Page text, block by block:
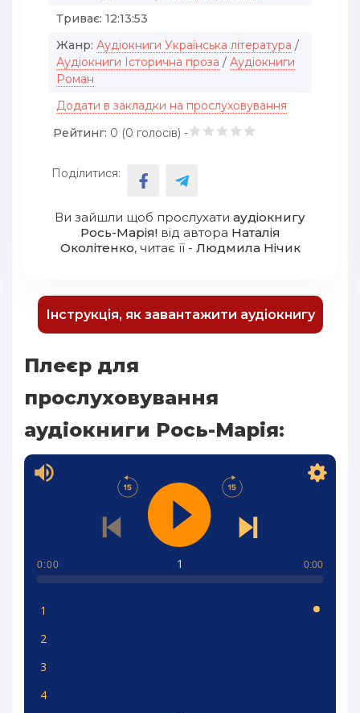
Триває: 12:13:53
Жанр: Аудіокниги Українська література /
Аудіокниги Історична проза / Аудіокниги
Роман
Додати в закладки на прослуховування
Рейтинг: 0 (0 голосів) -
Поділитися:
Ви зайшли щоб прослухати аудіокнигу
Рось-Марія!від автора Наталія
Околітенко, читає її - Людмила Нічик
Інструкція, як завантажити аудіокнигу
Плеєр для
прослуховування
аудіокниги Рось-Марія:
1
0:00 0:00
1
2
3
4